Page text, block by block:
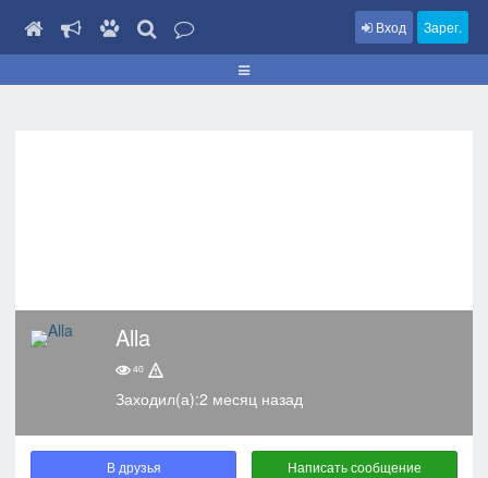
Вход Зарег.
Alla
40
Заходил(а):2 месяц назад
В друзья Написать сообщение